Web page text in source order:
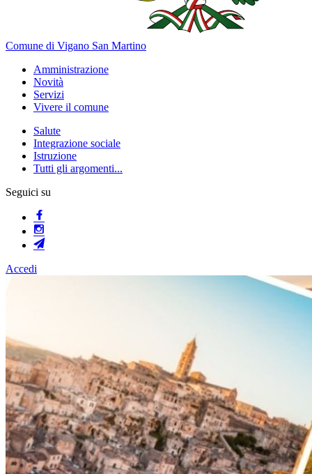
Comune di Vigano San Martino
Amministrazione
Novità
Servizi
Vivere il comune
Salute
Integrazione sociale
Istruzione
Tutti gli argomenti...
Seguici su
Accedi